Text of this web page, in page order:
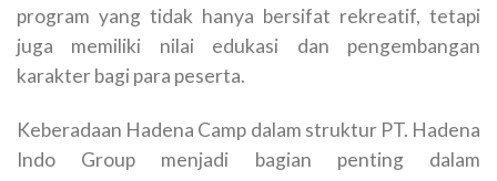
program yang tidak hanya bersifat rekreatif, tetapi
juga memiliki nilai edukasi dan pengembangan
karakter bagi para peserta.
Keberadaan Hadena Camp dalam struktur PT. Hadena
Indo Group menjadi bagian penting dalam